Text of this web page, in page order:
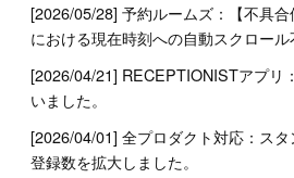
[2026/05/28] 予約ルームズ：【不具
における現在時刻への自動スクロー
[2026/04/21] RECEPTIONISTアプリ
いました。
[2026/04/01] 全プロダクト対応：ス
登録数を拡大しました。